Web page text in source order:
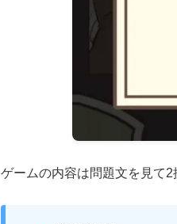
ゲームの内容は問題文を見て2